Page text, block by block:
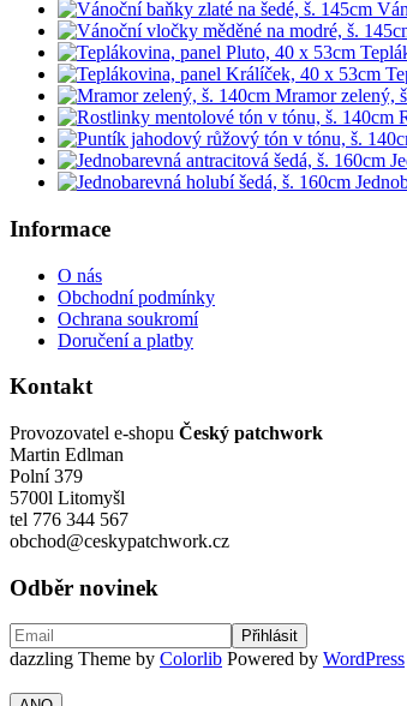
Mramor zelený,
Informace
O nás
Obchodní podmínky
Ochrana soukromí
Doručení a platby
Kontakt
Provozovatel e-shopu Český patchwork
Martin Edlman
Polní 379
5700l Litomyšl
tel 776 344 567
obchod@ceskypatchwork.cz
Odběr novinek
dazzling Theme by Colorlib Powered by WordPress